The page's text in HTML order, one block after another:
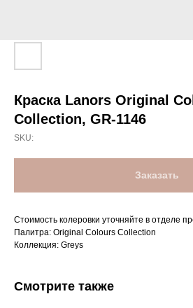
Краска Lanors Original
Collection, GR-1146
SKU:
Заказать
Стоимость колеровки уточняйте в отделе
Палитра: Original Colours Collection
Коллекция: Greys
Смотрите также